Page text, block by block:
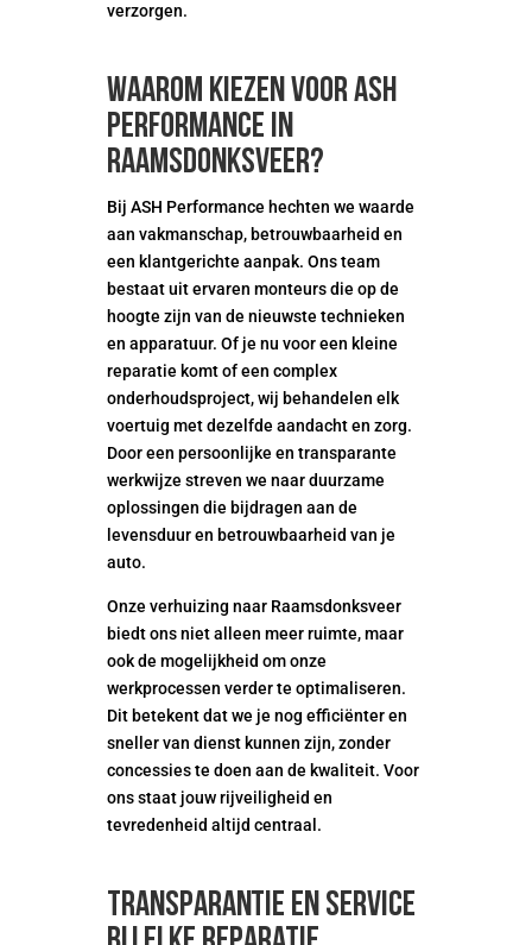
verzorgen.
Waarom kiezen voor ASH
Performance in
Raamsdonksveer?
Bij ASH Performance hechten we waarde
aan vakmanschap, betrouwbaarheid en
een klantgerichte aanpak. Ons team
bestaat uit ervaren monteurs die op de
hoogte zijn van de nieuwste technieken
en apparatuur. Of je nu voor een kleine
reparatie komt of een complex
onderhoudsproject, wij behandelen elk
voertuig met dezelfde aandacht en zorg.
Door een persoonlijke en transparante
werkwijze streven we naar duurzame
oplossingen die bijdragen aan de
levensduur en betrouwbaarheid van je
auto.
Onze verhuizing naar Raamsdonksveer
biedt ons niet alleen meer ruimte, maar
ook de mogelijkheid om onze
werkprocessen verder te optimaliseren.
Dit betekent dat we je nog efficiënter en
sneller van dienst kunnen zijn, zonder
concessies te doen aan de kwaliteit. Voor
ons staat jouw rijveiligheid en
tevredenheid altijd centraal.
Transparantie en service